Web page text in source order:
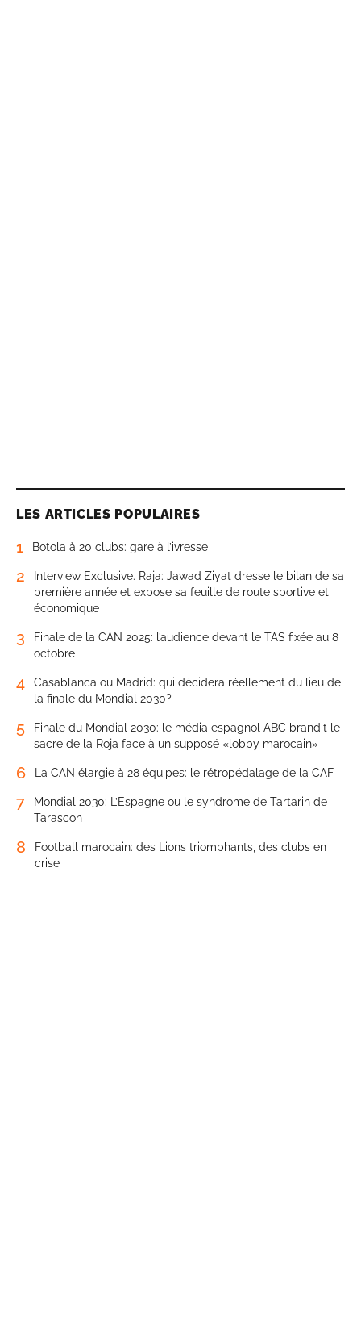
LES ARTICLES POPULAIRES
1 Botola à 20 clubs: gare à l’ivresse
2
Interview Exclusive. Raja: Jawad Ziyat dresse le bilan de sa
première année et expose sa feuille de route sportive et
économique
3
Finale de la CAN 2025: l’audience devant le TAS fixée au 8
octobre
4
Casablanca ou Madrid: qui décidera réellement du lieu de
la finale du Mondial 2030?
5
Finale du Mondial 2030: le média espagnol ABC brandit le
sacre de la Roja face à un supposé «lobby marocain»
6 La CAN élargie à 28 équipes: le rétropédalage de la CAF
7
Mondial 2030: L’Espagne ou le syndrome de Tartarin de
Tarascon
8
Football marocain: des Lions triomphants, des clubs en
crise